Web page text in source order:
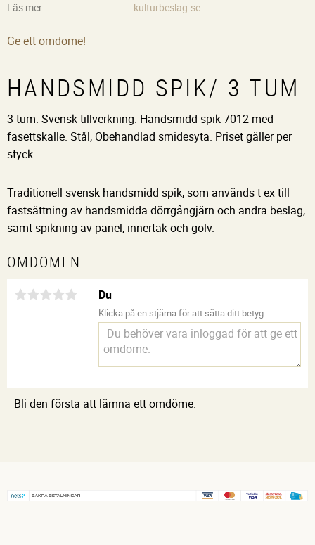
Läs mer
kulturbeslag.se
Ge ett omdöme!
HANDSMIDD SPIK/ 3 TUM
3 tum. Svensk tillverkning. Handsmidd spik 7012 med
fasettskalle. Stål, Obehandlad smidesyta. Priset gäller per
styck.
Traditionell svensk handsmidd spik, som används t ex till
fastsättning av handsmidda dörrgångjärn och andra beslag,
samt spikning av panel, innertak och golv.
OMDÖMEN
Du
Klicka på en stjärna för att sätta ditt betyg
Bli den första att lämna ett omdöme.